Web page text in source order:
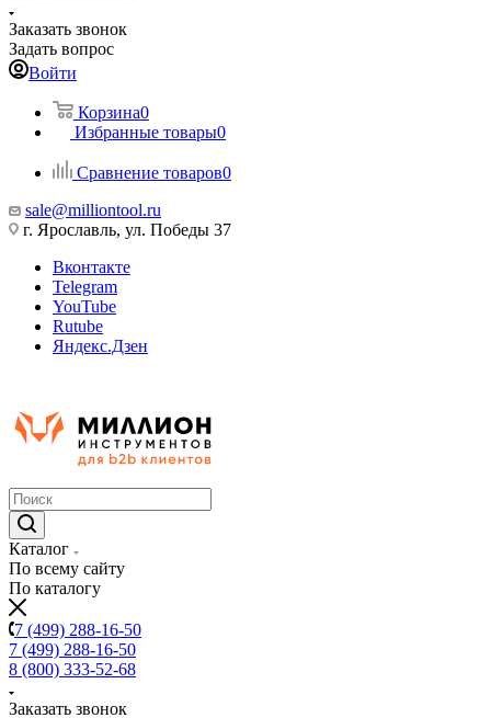
Заказать звонок
Задать вопрос
Войти
Корзина0
Избранные товары0
Сравнение товаров0
sale@milliontool.ru
г. Ярославль, ул. Победы 37
Вконтакте
Telegram
YouTube
Rutube
Яндекс.Дзен
Каталог
По всему сайту
По каталогу
7 (499) 288-16-50
7 (499) 288-16-50
8 (800) 333-52-68
Заказать звонок